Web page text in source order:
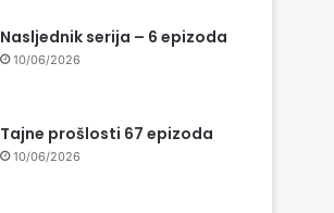
Nasljednik serija – 6 epizoda
10/06/2026
Tajne prošlosti 67 epizoda
10/06/2026